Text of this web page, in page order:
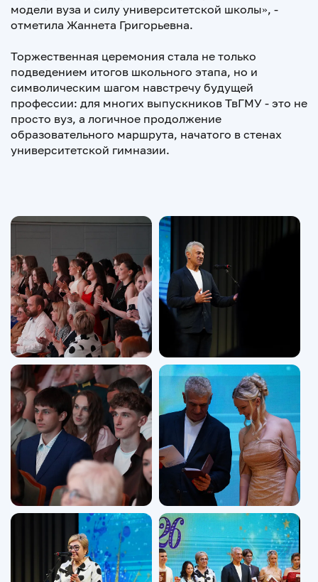
модели вуза и силу университетской школы», -
отметила Жаннета Григорьевна.
Торжественная церемония стала не только
подведением итогов школьного этапа, но и
символическим шагом навстречу будущей
профессии: для многих выпускников ТвГМУ - это не
просто вуз, а логичное продолжение
образовательного маршрута, начатого в стенах
университетской гимназии.